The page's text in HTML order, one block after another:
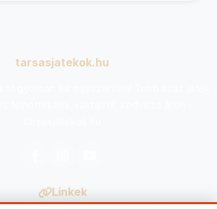
tarsasjatekok.hu
Linkek